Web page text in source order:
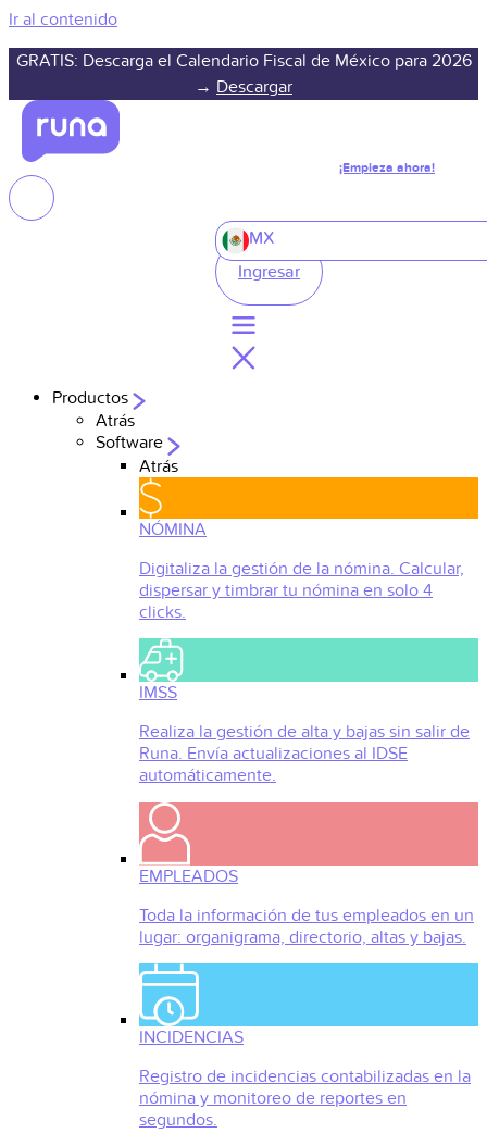
Ir al contenido
GRATIS: Descarga el Calendario Fiscal de México para 2026
→ Descargar
¡Empieza ahora!
MX
Ingresar
Productos
Atrás
Software
Atrás
NÓMINA
Digitaliza la gestión de la nómina. Calcular,
dispersar y timbrar tu nómina en solo 4
clicks.
IMSS
Realiza la gestión de alta y bajas sin salir de
Runa. Envía actualizaciones al IDSE
automáticamente.
EMPLEADOS
Toda la información de tus empleados en un
lugar: organigrama, directorio, altas y bajas.
INCIDENCIAS
Registro de incidencias contabilizadas en la
nómina y monitoreo de reportes en
segundos.